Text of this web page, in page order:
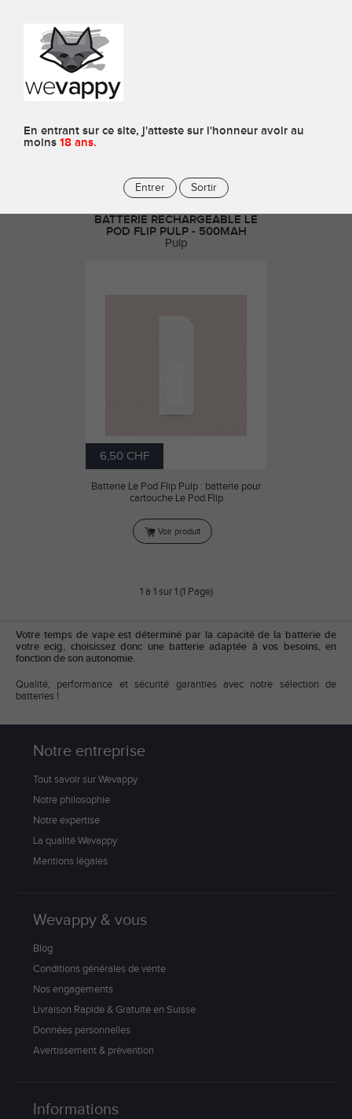
En entrant sur ce site, j'atteste sur l'honneur avoir au
moins 18 ans.
Entrer Sortir
Batteries
BATTERIE RECHARGEABLE LE
POD FLIP PULP - 500MAH
Pulp
6,50 CHF
Batterie Le Pod Flip Pulp : batterie pour
cartouche Le Pod Flip
Voir produit
1 à 1 sur 1 (1 Page)
Votre temps de vape est déterminé par la capacité de la batterie de
votre ecig, choisissez donc une batterie adaptée à vos besoins, en
fonction de son autonomie.
Qualité, performance et sécurité garanties avec notre sélection de
batteries !
Notre entreprise
Tout savoir sur Wevappy
Notre philosophie
Notre expertise
La qualité Wevappy
Mentions légales
Wevappy & vous
Blog
Conditions générales de vente
Nos engagements
Livraison Rapide & Gratuite en Suisse
Données personnelles
Avertissement & prévention
Informations